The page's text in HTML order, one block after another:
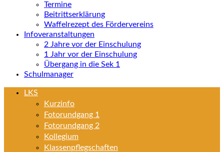
Termine
Beitrittserklärung
Waffelrezept des Fördervereins
Infoveranstaltungen
2 Jahre vor der Einschulung
1 Jahr vor der Einschulung
Übergang in die Sek 1
Schulmanager
LKS
Kurzinfo
Fotorundgang 1
Fotorundgang 2
Kollegium
Klassenpflegschaften